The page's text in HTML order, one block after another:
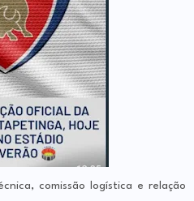
comissão logística e relação